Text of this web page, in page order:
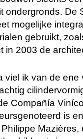
ondergronds. De
mogelijke
gebruikt,
in 2003 de
viel ik van de
Compañía
is